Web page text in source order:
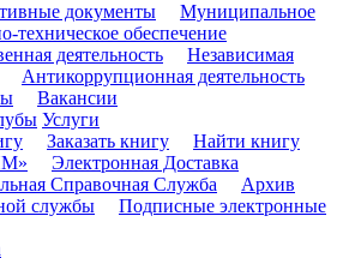
документы
Муниципальное
техническое обеспечение
деятельность
Независимая
Антикоррупционная деятельность
Вакансии
Услуги
Заказать книгу
Найти книгу
Электронная Доставка
Справочная Служба
Архив
службы
Подписные электронные